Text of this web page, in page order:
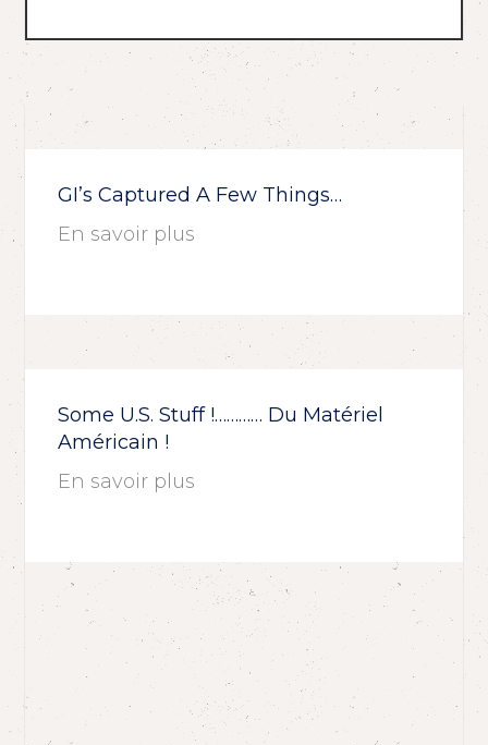
GI’s Captured A Few Things…
En savoir plus
Some U.S. Stuff !………… Du Matériel
Américain !
En savoir plus